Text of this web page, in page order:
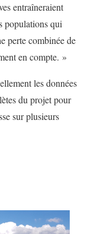
entraîneraient
populations qui
perte combinée de
en compte. »
les données
du projet pour
sur plusieurs